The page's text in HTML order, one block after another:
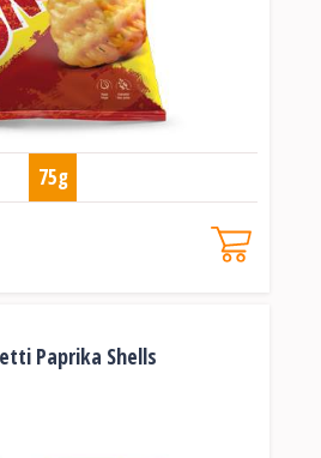
75g
Paprika Shells